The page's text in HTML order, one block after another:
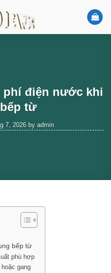
phí điện nước khi
từ
7, 2026 by admin
bếp từ
phù hợp
gang